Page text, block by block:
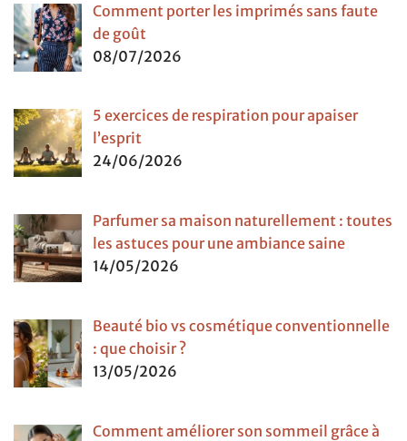
Comment porter les imprimés sans faute
de goût
08/07/2026
5 exercices de respiration pour apaiser
l’esprit
24/06/2026
Parfumer sa maison naturellement : toutes
les astuces pour une ambiance saine
14/05/2026
Beauté bio vs cosmétique conventionnelle
: que choisir ?
13/05/2026
Comment améliorer son sommeil grâce à